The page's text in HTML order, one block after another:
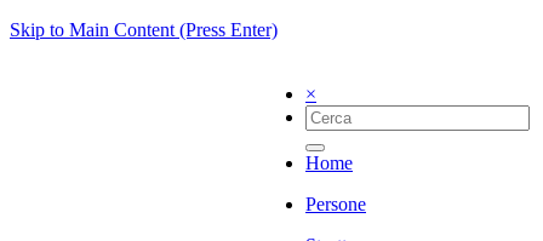
Skip to Main Content (Press Enter)
×
Home
Persone